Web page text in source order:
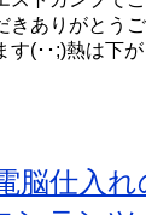
きありがとう
す(･･;)熱は下
脳仕入れ